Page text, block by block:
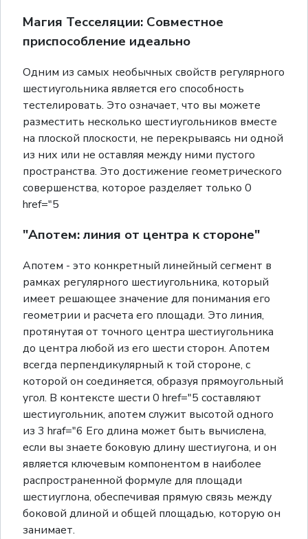
Магия Тесселяции: Совместное
приспособление идеально
Одним из самых необычных свойств регулярного
шестиугольника является его способность
тестелировать. Это означает, что вы можете
разместить несколько шестиугольников вместе
на плоской плоскости, не перекрываясь ни одной
из них или не оставляя между ними пустого
пространства. Это достижение геометрического
совершенства, которое разделяет только 0
href="5
"Апотем: линия от центра к стороне"
Апотем - это конкретный линейный сегмент в
рамках регулярного шестиугольника, который
имеет решающее значение для понимания его
геометрии и расчета его площади. Это линия,
протянутая от точного центра шестиугольника
до центра любой из его шести сторон. Апотем
всегда перпендикулярный к той стороне, с
которой он соединяется, образуя прямоугольный
угол. В контексте шести 0 href="5 составляют
шестиугольник, апотем служит высотой одного
из 3 hraf="6 Его длина может быть вычислена,
если вы знаете боковую длину шестиугона, и он
является ключевым компонентом в наиболее
распространенной формуле для площади
шестиуглона, обеспечивая прямую связь между
боковой длиной и общей площадью, которую он
занимает.